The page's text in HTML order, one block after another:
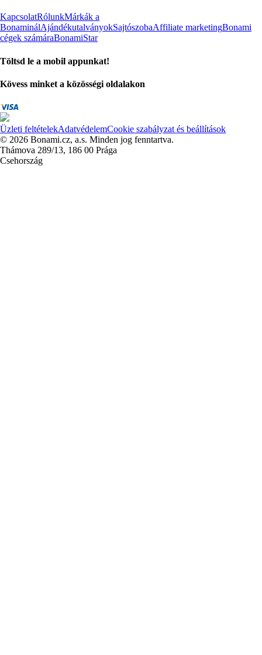
KapcsolatRólunkMárkák a
BonaminálAjándékutalványokSajtószobaAffiliate marketingBonami
cégek számáraBonamiStar
Töltsd le a mobil appunkat!
Kövess minket a közösségi oldalakon
Üzleti feltételekAdatvédelemCookie szabályzat és beállítások
© 2026 Bonami.cz, a.s. Minden jog fenntartva.
Thámova 289/13, 186 00 Prága
Csehország